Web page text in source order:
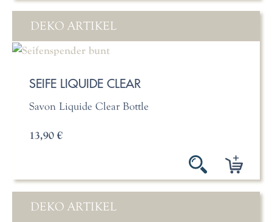
DEKO ARTIKEL
SEIFE LIQUIDE CLEAR
Savon Liquide Clear Bottle
13,90 €
DEKO ARTIKEL